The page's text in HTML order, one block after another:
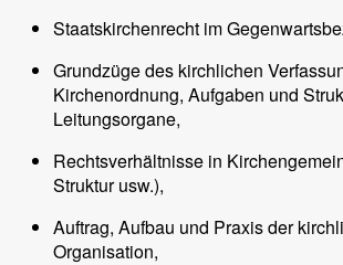
Staatskirchenrecht im
Grundzüge des kirchlichen
Kirchenordnung, Aufgaben und
Leitungsorgane,
Rechtsverhältnisse in
Struktur usw.),
Auftrag, Aufbau und Praxis der
Organisation,